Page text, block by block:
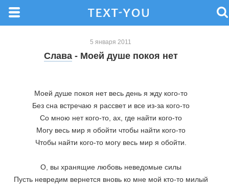
5 января 2011
Слава- Моей душе покоя нет
Моей душе покоя нет весь день я жду кого-то
Без сна встречаю я рассвет и все из-за кого-то
Со мною нет кого-то, ах, где найти кого-то
Могу весь мир я обойти чтобы найти кого-то
Чтобы найти кого-то могу весь мир я обойти.
О, вы хранящие любовь неведомые силы
Пусть невредим вернется вновь ко мне мой кто-то милый